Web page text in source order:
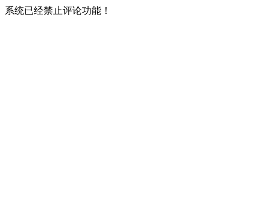
系统已经禁止评论功能！